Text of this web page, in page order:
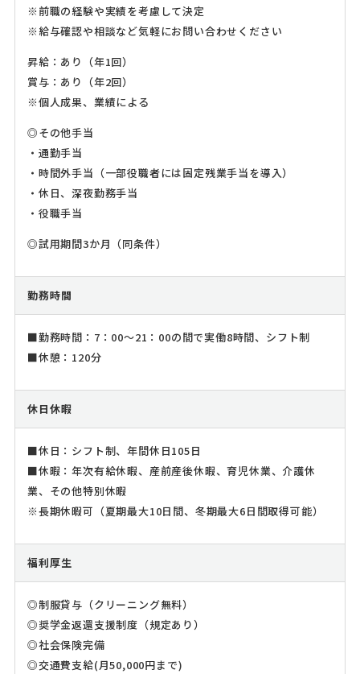
※前職の経験や実績を考慮して決定
※給与確認や相談など気軽にお問い合わせください
昇給：あり（年1回）
賞与：あり（年2回）
※個人成果、業績による
◎その他手当
・通勤手当
・時間外手当（一部役職者には固定残業手当を導入）
・休日、深夜勤務手当
・役職手当
◎試用期間3か月（同条件）
勤務時間
■勤務時間：7：00～21：00の間で実働8時間、シフト制
■休憩：120分
休日休暇
■休日：シフト制、年間休日105日
■休暇：年次有給休暇、産前産後休暇、育児休業、介護休
業、その他特別休暇
※長期休暇可（夏期最大10日間、冬期最大6日間取得可能）
福利厚生
◎制服貸与（クリーニング無料）
◎奨学金返還支援制度（規定あり）
◎社会保険完備
◎交通費支給(月50,000円まで)